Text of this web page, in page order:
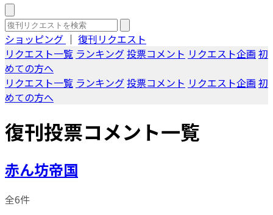
ショッピング ｜ 復刊リクエスト
リクエスト一覧 ランキング投票コメント リクエスト企画 初
めての方へ
リクエスト一覧 ランキング投票コメント リクエスト企画 初
めての方へ
復刊投票コメント一覧
赤ん坊帝国
全6件